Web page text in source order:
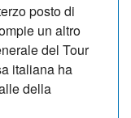
posto di
un altro
del Tour
italiana ha
della